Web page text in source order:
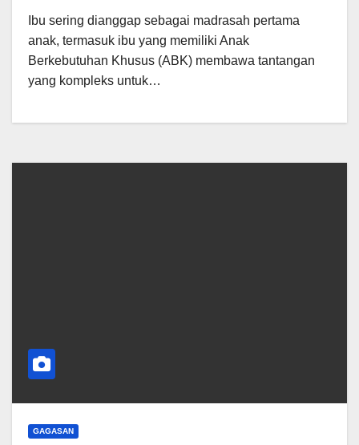
Ibu sering dianggap sebagai madrasah pertama
anak, termasuk ibu yang memiliki Anak
Berkebutuhan Khusus (ABK) membawa tantangan
yang kompleks untuk…
GAGASAN